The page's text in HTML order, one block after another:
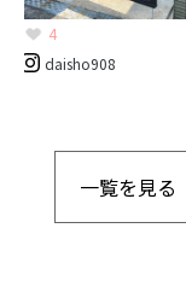
4
daisho908
一覧を見る